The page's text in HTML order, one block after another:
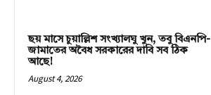
ছয় মাসে চুয়াল্লিশ সংখ্যালঘু খুন, তবু বিএনপি-
জামাতের অবৈধ সরকারের দাবি সব ঠিক
আছে!
August 4, 2026